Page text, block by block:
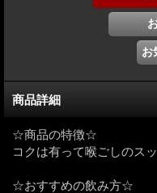
商品詳細
☆商品の特徴☆
コクは有って喉ごしのス
☆おすすめの飲み方☆